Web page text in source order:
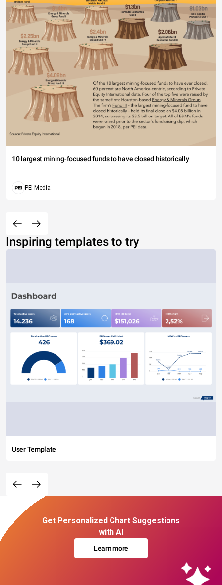
10 largest mining-focused funds to have closed historically
PEI Media
Inspiring templates to try
User Template
Get Personalized Chart Suggestions
with AI
Learn more